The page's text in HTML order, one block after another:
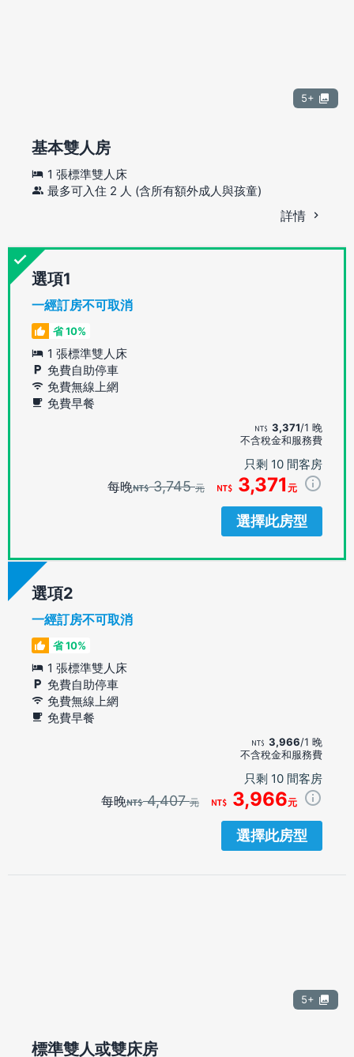
5+
基本雙人房
1 張標準雙人床
最多可入住 2 人 (含所有額外成人與孩童)
詳情
選項
一經訂房不可取消
省 10%
1 張標準雙人床
免費自助停車
免費無線上網
免費早餐
3,371/1 晚
不含稅金和服務費
只剩 10 間客房
每晚 3,745元 3,371 元
選擇此房型
選項
一經訂房不可取消
省 10%
1 張標準雙人床
免費自助停車
免費無線上網
免費早餐
3,966/1 晚
不含稅金和服務費
只剩 10 間客房
每晚 4,407元 3,966元
選擇此房型
5+
標準雙人或雙床房